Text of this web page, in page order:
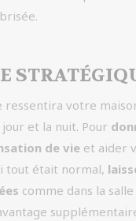
ressentira votre
et la nuit. Pour
de vie et aider
tout était normal,
comme dans la